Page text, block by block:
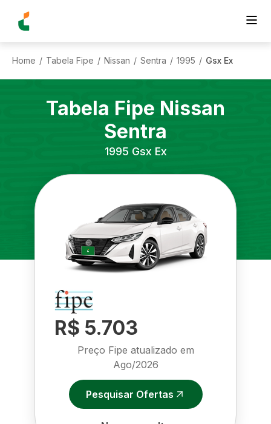
Home / Tabela Fipe / Nissan / Sentra / 1995 / Gsx Ex
Tabela Fipe Nissan
Sentra
1995 Gsx Ex
R$ 5.703
Preço Fipe atualizado em
Ago/2026
Pesquisar Ofertas